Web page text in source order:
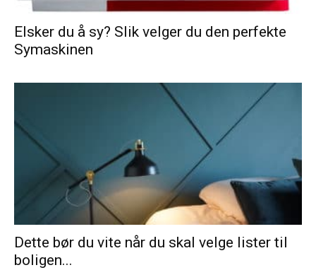
Elsker du å sy? Slik velger du den perfekte
Symaskinen
Dette bør du vite når du skal velge lister til
boligen...